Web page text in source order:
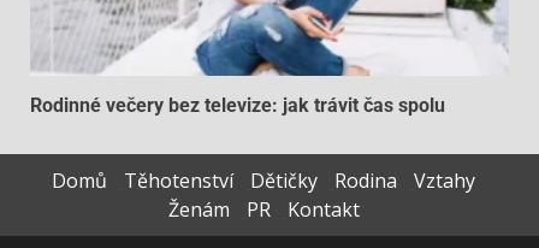
Rodinné večery bez televize: jak trávit čas spolu
Domů Těhotenství Dětičky Rodina
Vztahy
Ženám
PR
Kontakt